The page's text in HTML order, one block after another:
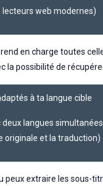
web modernes)
en charge toutes
la possibilité de
à ta langue cible
deux langues simultanées
originale et la traduction)
peux extraire les sous-